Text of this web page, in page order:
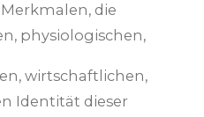
die
physiologischen,
wirtschaftlichen,
Identität dieser